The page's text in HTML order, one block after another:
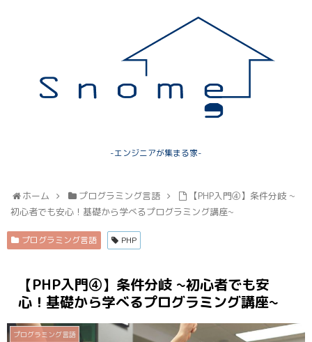
-エンジニアが集まる家-
ホーム プログラミング言語
【PHP入門④】条件分岐 ~
初心者でも安心！基礎から学べるプログラミング講座~
プログラミング言語 PHP
【PHP入門④】条件分岐 ~初心者でも安
心！基礎から学べるプログラミング講座~
プログラミング言語